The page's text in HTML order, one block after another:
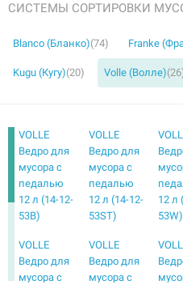
СИСТЕМЫ СОРТИРОВКИ
Blanco (Бланко)(74) Franke
Kugu (Кугу)(20) Volle (Волле)
VOLLE
Ведро для
мусора с
педалью
12 л (14-12-
53B)
VOLLE
Ведро для
мусора с
педалью
12 л (14-12-
53ST)
12 л
53W)
VOLLE
Ведро для
мусора с
VOLLE
Ведро для
мусора с